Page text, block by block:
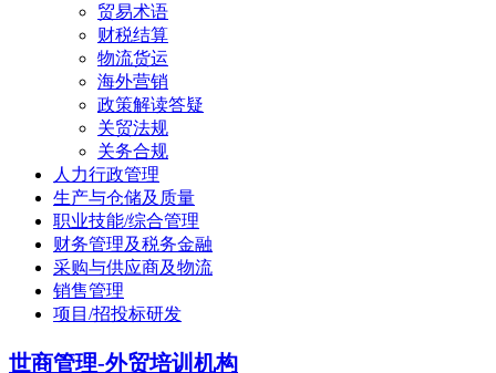
贸易术语
财税结算
物流货运
海外营销
政策解读答疑
关贸法规
关务合规
人力行政管理
生产与仓储及质量
职业技能/综合管理
财务管理及税务金融
采购与供应商及物流
销售管理
项目/招投标研发
世商管理-外贸培训机构